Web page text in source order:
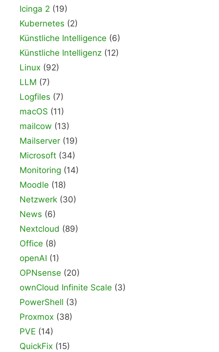
Icinga 2 (19)
Kubernetes (2)
Künstliche Intelligence (6)
Künstliche Intelligenz (12)
Linux (92)
LLM (7)
Logfiles (7)
macOS (11)
mailcow (13)
Mailserver (19)
Microsoft (34)
Monitoring (14)
Moodle (18)
Netzwerk (30)
News (6)
Nextcloud (89)
Office (8)
openAI (1)
OPNsense (20)
ownCloud Infinite Scale (3)
PowerShell (3)
Proxmox (38)
PVE (14)
QuickFix (15)